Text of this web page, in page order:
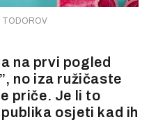
TODOROV
na prvi pogled
no iza ružičaste
priče. Je li to
osjeti kad ih